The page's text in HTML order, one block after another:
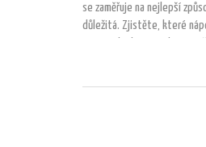
se zaměřuje na nejlepší
důležitá. Zjistěte, které